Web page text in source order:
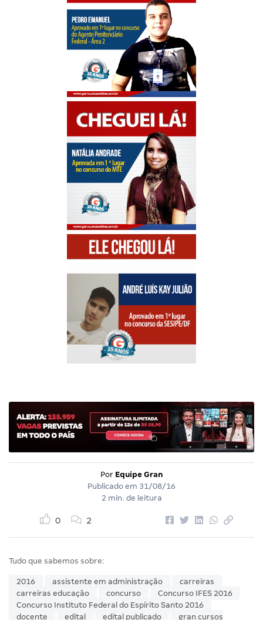
Por Equipe Gran
Publicado em 31/08/16
2 min. de leitura
0 2
Tudo que sabemos sobre:
2016 assistente em administração
carreiras
carreiras educação
concurso
Concurso IFES 2016
Concurso Instituto Federal do Espírito Santo 2016
docente
edital edital publicado gran cursos